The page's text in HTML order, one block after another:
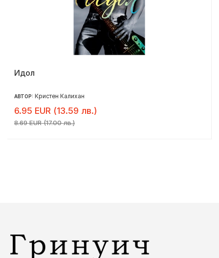
Идол
АВТОР: Кристен Калихан
6.95 EUR (13.59 лв.)
8.69 EUR (17.00 лв.)